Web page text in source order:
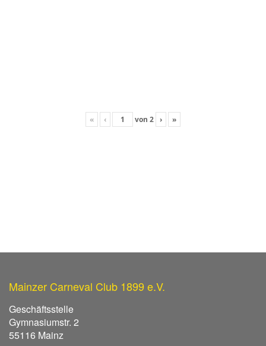
« ‹ von 2 › »
Mainzer Carneval Club 1899 e.V.
Geschäftsstelle
Gymnasiumstr. 2
55116 Mainz